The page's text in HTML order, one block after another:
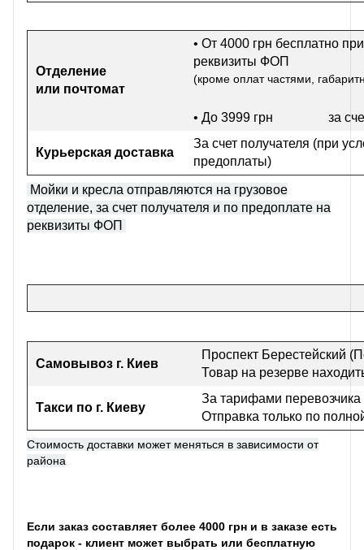
Отделение
или почтомат
• От 4000 грн бесплатно
реквизиты ФОП
(кроме оплат частями,
• До 3999 грн за
Курьерская доставка
За счет получателя (при
предоплаты)
Мойки и кресла отправляются на грузовое
отделение, за счет получателя и по предоплате на
реквизиты ФОП
Самовывоз г. Киев
Проспект Берестейский
Товар на резерве
Такси по г. Киеву
За тарифами перевозчика
Отправка только по
Стоимость доставки может меняться в зависимости от
района
Если заказ составляет более 4000 грн и в заказе есть
подарок - клиент может выбрать или бесплатную